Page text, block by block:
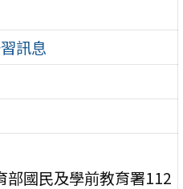
訊息
部國民及學前教育署112